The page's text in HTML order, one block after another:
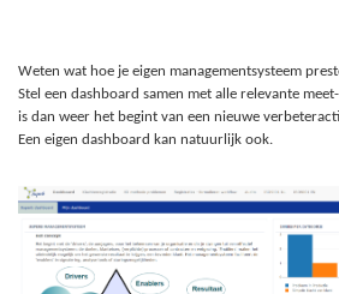
Weten wat hoe je eigen managementsysteem
Stel een dashboard samen met alle relevante
is dan weer het begint van een nieuwe
Een eigen dashboard kan natuurlijk ook.